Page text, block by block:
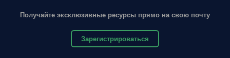
Получайте эксклюзивные ресурсы прямо на свою почту
Зарегистрироваться